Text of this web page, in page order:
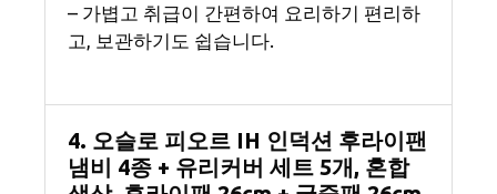
– 가볍고 취급이 간편하여 요리하기 편리하
고, 보관하기도 쉽습니다.
4. 오슬로 피오르 IH 인덕션 후라이팬
냄비 4종 + 유리커버 세트 5개, 혼합